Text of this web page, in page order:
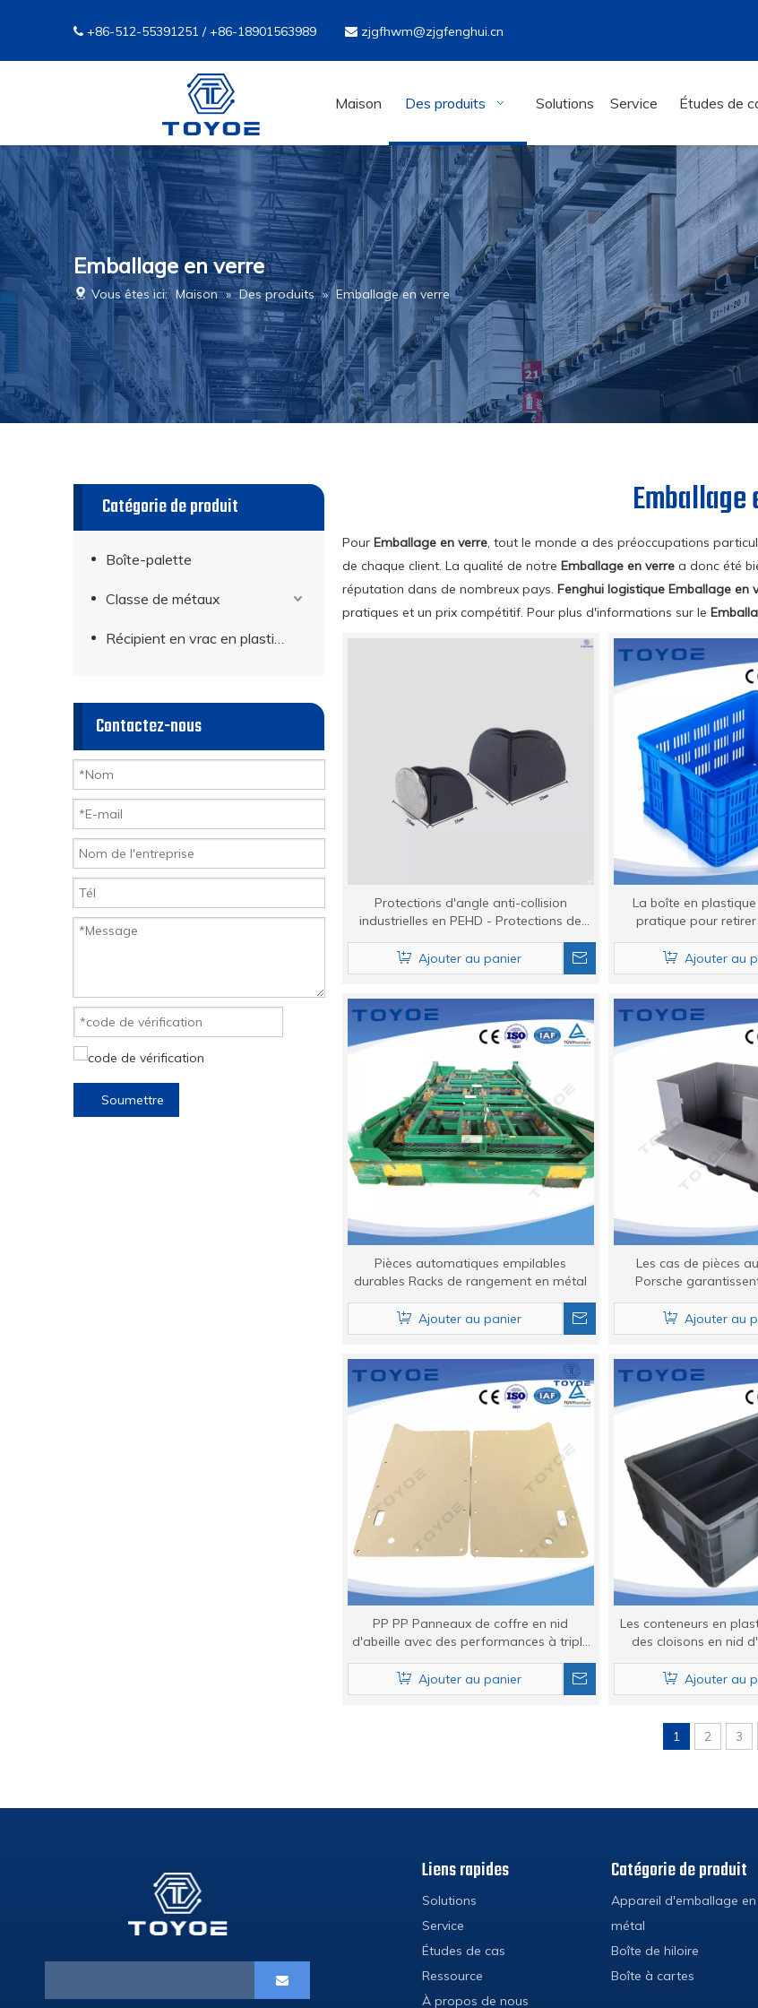
 +86-512-55391251 / +86-18901563989  zjgfhwm@zjgfenghui.cn
Maison Des produits Solutions Service Études de
Emballage en verre
Vous êtes ici: Maison » Des produits » Emballage en verre
Catégorie de produit
Boîte-palette
Classe de métaux
Récipient en vrac en plastique
Contactez-nous
Soumettre
Emballage
Pour Emballage en verre, tout le monde a des préoccupations
de chaque client. La qualité de notre Emballage en verre a donc été
réputation dans de nombreux pays. Fenghui logistique Emballage en
pratiques et un prix compétitif. Pour plus d'informations sur le
Protections d'angle anti-collision
industrielles en PEHD - Protections de
bord pour cartons, palettes et meubles
Ajouter au panier
La boîte en
pratique pour
légumes pour le
Ajouter au
Pièces automatiques empilables
durables Racks de rangement en métal
Ajouter au panier
Les cas de pièces
Porsche
Ajouter au
PP PP Panneaux de coffre en nid
d'abeille avec des performances à triple
note.
Ajouter au panier
Les conteneurs en
des cloisons en nid
stockage des
Ajouter au
1 2 3
Liens rapides
Solutions
Service
Études de cas
Ressource
À propos de nous
Catégorie de produit
Appareil d'emballage en
métal
Boîte de hiloire
Boîte à cartes